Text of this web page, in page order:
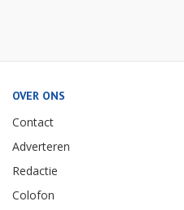
OVER ONS
Contact
Adverteren
Redactie
Colofon